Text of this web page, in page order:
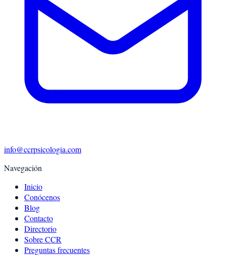
info@ccrpsicologia.com
Navegación
Inicio
Conócenos
Blog
Contacto
Directorio
Sobre CCR
Preguntas frecuentes